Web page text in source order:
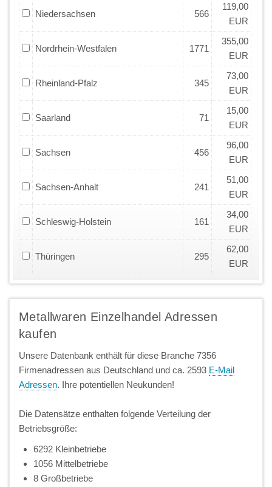
Niedersachsen 566
119,00
EUR
Nordrhein-Westfalen 1771
355,00
EUR
Rheinland-Pfalz 345
73,00
EUR
Saarland 71
15,00
EUR
Sachsen 456
96,00
EUR
Sachsen-Anhalt 241
51,00
EUR
Schleswig-Holstein 161
34,00
EUR
Thüringen 295
62,00
EUR
Metallwaren Einzelhandel Adressen
kaufen
Unsere Datenbank enthält für diese Branche 7356
Firmenadressen aus Deutschland und ca. 2593 E-Mail
Adressen. Ihre potentiellen Neukunden!
Die Datensätze enthalten folgende Verteilung der
Betriebsgröße:
6292 Kleinbetriebe
1056 Mittelbetriebe
8 Großbetriebe